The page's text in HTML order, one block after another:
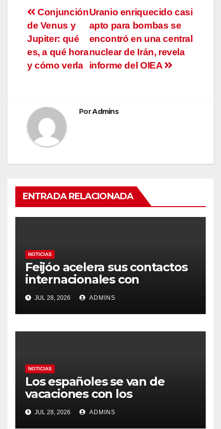
Navegación
de
entradas
Uranio enriquecido casi
apto para bombas se
encontró en una central
nuclear de Irán, revela
informe del OIEA
Conjunción
de Venus y
Jupiter: qué
es, a qué hora
y cómo verla
PorAdmins
ENTRADA RELACIONADA
NOTICIAS
Feijóo acelera sus contactos
internacionales con
Latinoamérica como socio
prioritario en su agenda de
gobierno
JUL 28, 2026 ADMINS
NOTICIAS
Los españoles se van de
vacaciones con los
carburantes hasta un 21%
más caros que el año pasado
JUL 28, 2026 ADMINS